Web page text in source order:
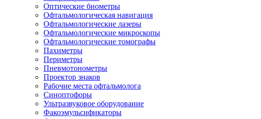
Оптические биометры
Офтальмологическая навигация
Офтальмологические лазеры
Офтальмологические микроскопы
Офтальмологические томографы
Пахиметры
Периметры
Пневмотонометры
Проектор знаков
Рабочие места офтальмолога
Синоптофоры
Ультразвуковое оборудование
Факоэмульсификаторы